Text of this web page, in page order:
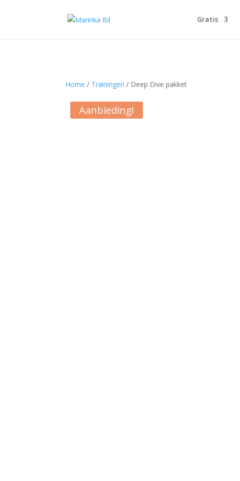
Gratis
Home / Trainingen / Deep Dive pakket
Aanbieding!